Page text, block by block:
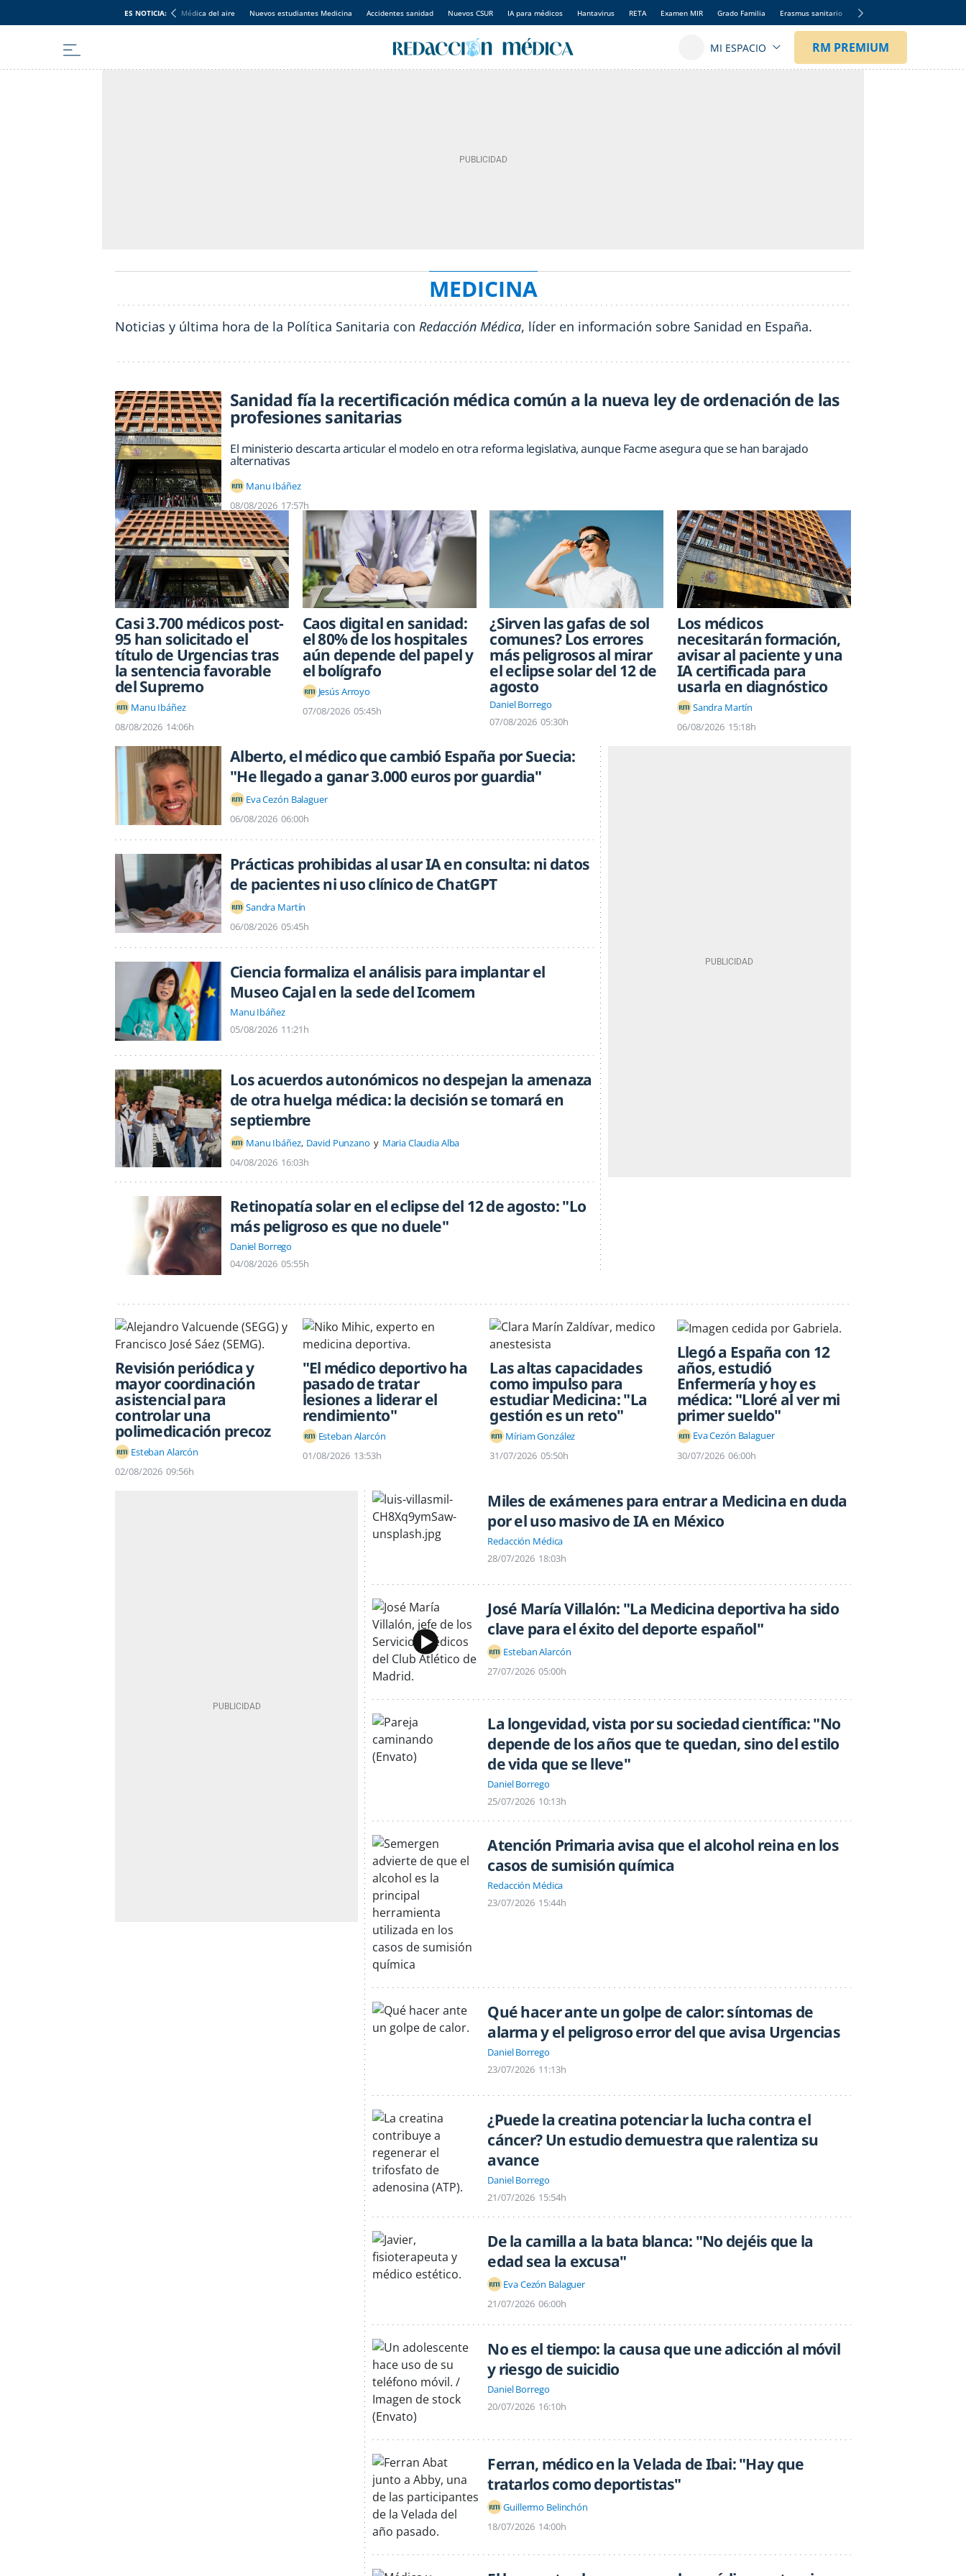
ES NOTICIA: Médica del aire Nuevos estudiantes Medicina Accidentes sanidad Nuevos CSUR IA para médicos Hantavirus RETA Examen MIR Grado Familia Erasmus sanitario
MEDICINA
Noticias y última hora de la Política Sanitaria con Redacción Médica, líder en información sobre Sanidad en España.
Sanidad fía la recertificación médica común a la nueva ley de ordenación de las
profesiones sanitarias
El ministerio descarta articular el modelo en otra reforma legislativa, aunque Facme asegura que se han barajado
alternativas
Manu Ibáñez
08/08/2026 17:57h
Casi 3.700 médicos post-
95 han solicitado el
título de Urgencias tras
la sentencia favorable
del Supremo
Manu Ibáñez
08/08/2026 14:06h
Caos digital en sanidad:
el 80% de los hospitales
aún depende del papel y
el bolígrafo
Jesús Arroyo
07/08/2026 05:45h
¿Sirven las gafas de sol
comunes? Los errores
más peligrosos al mirar
el eclipse solar del 12 de
agosto
Daniel Borrego
07/08/2026 05:30h
Los médicos
necesitarán formación,
avisar al paciente y una
IA certificada para
usarla en diagnóstico
Sandra Martín
06/08/2026 15:18h
Alberto, el médico que cambió España por Suecia:
"He llegado a ganar 3.000 euros por guardia"
Eva Cezón Balaguer
06/08/2026 06:00h
Prácticas prohibidas al usar IA en consulta: ni datos
de pacientes ni uso clínico de ChatGPT
Sandra Martín
06/08/2026 05:45h
Ciencia formaliza el análisis para implantar el
Museo Cajal en la sede del Icomem
Manu Ibáñez
05/08/2026 11:21h
Los acuerdos autonómicos no despejan la amenaza
de otra huelga médica: la decisión se tomará en
septiembre
Manu Ibáñez David Punzano
Maria Claudia Alba
04/08/2026 16:03h
Retinopatía solar en el eclipse del 12 de agosto: "Lo
más peligroso es que no duele"
Daniel Borrego
04/08/2026 05:55h
Revisión periódica y
mayor coordinación
asistencial para
controlar una
polimedicación precoz
Esteban Alarcón
02/08/2026 09:56h
"El médico deportivo ha
pasado de tratar
lesiones a liderar el
rendimiento"
Esteban Alarcón
01/08/2026 13:53h
Las altas capacidades
como impulso para
estudiar Medicina: "La
gestión es un reto"
Míriam González
31/07/2026 05:50h
Llegó a España con 12
años, estudió
Enfermería y hoy es
médica: "Lloré al ver mi
primer sueldo"
Eva Cezón Balaguer
30/07/2026 06:00h
Miles de exámenes para entrar a Medicina en duda
por el uso masivo de IA en México
Redacción Médica
28/07/2026 18:03h
José María Villalón: "La Medicina deportiva ha sido
clave para el éxito del deporte español"
Esteban Alarcón
27/07/2026 05:00h
La longevidad, vista por su sociedad científica: "No
depende de los años que te quedan, sino del estilo
de vida que se lleve"
Daniel Borrego
25/07/2026 10:13h
Atención Primaria avisa que el alcohol reina en los
casos de sumisión química
Redacción Médica
23/07/2026 15:44h
Qué hacer ante un golpe de calor: síntomas de
alarma y el peligroso error del que avisa Urgencias
Daniel Borrego
23/07/2026 11:13h
¿Puede la creatina potenciar la lucha contra el
cáncer? Un estudio demuestra que ralentiza su
avance
Daniel Borrego
21/07/2026 15:54h
De la camilla a la bata blanca: "No dejéis que la
edad sea la excusa"
Eva Cezón Balaguer
21/07/2026 06:00h
No es el tiempo: la causa que une adicción al móvil
y riesgo de suicidio
Daniel Borrego
20/07/2026 16:10h
Ferran, médico en la Velada de Ibai: "Hay que
tratarlos como deportistas"
Guillermo Belinchón
18/07/2026 14:00h